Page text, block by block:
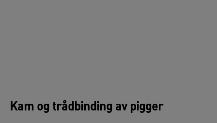
Kam og trådbinding av pigger